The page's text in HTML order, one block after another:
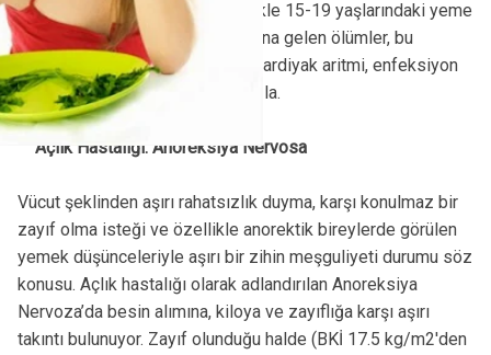
bu oran giderek artıyor. Özellikle 15-19 yaşlarındaki yeme
bozuklukları nedeniyle meydana gelen ölümler, bu
yaşlardaki doğal nedenlerle (kardiyak aritmi, enfeksiyon
vb.) ölümlerden 5 kat daha fazla.
Açlık Hastalığı: Anoreksiya Nervosa
Vücut şeklinden aşırı rahatsızlık duyma, karşı konulmaz bir
zayıf olma isteği ve özellikle anorektik bireylerde görülen
yemek düşünceleriyle aşırı bir zihin meşguliyeti durumu söz
konusu. Açlık hastalığı olarak adlandırılan Anoreksiya
Nervoza’da besin alımına, kiloya ve zayıflığa karşı aşırı
takıntı bulunuyor. Zayıf olunduğu halde (BKİ 17.5 kg/m2'den